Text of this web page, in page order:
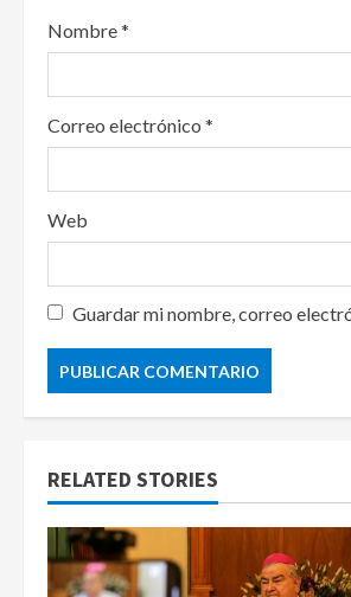
n
Nombre*
Correo electrónico *
Web
Guardar mi nombre, correo
RELATED STORIES